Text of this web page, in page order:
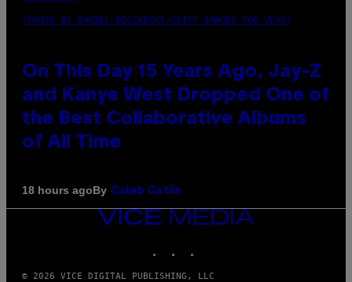
(PHOTO BY DANIEL BOCZARSKI/GETTY IMAGES FOR VEVO)
On This Day 15 Years Ago, Jay-Z
and Kanye West Dropped One of
the Best Collaborative Albums
of All Time
18 hours agoBy Caleb Catlin
VICE
MEDIA
© 2026 VICE DIGITAL PUBLISHING, LLC